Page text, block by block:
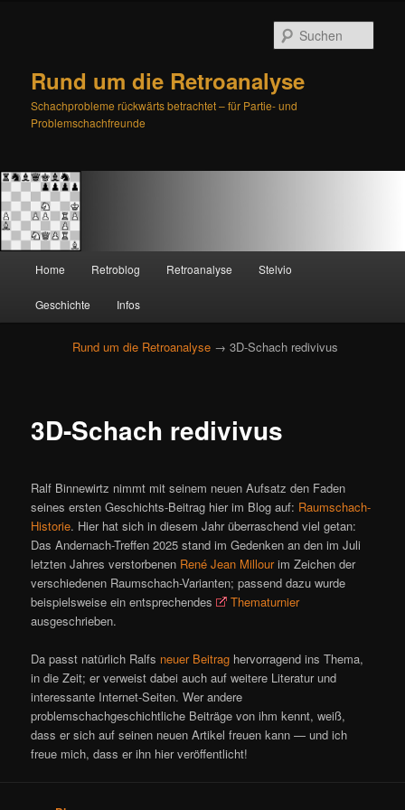
Rund um die Retroanalyse
Schachprobleme rückwärts betrachtet – für Partie- und
Problemschachfreunde
Zum
primären
Inhalt
Zum
sekundären
Inhalt
Home Retroblog Retroanalyse Stelvio
Geschichte Infos
Rund um die Retroanalyse → 3D-Schach redivivus
3D-Schach redivivus
Ralf Binnewirtz nimmt mit seinem neuen Aufsatz den Faden
seines ersten Geschichts-Beitrag hier im Blog auf: Raumschach-
Historie. Hier hat sich in diesem Jahr überraschend viel getan:
Das Andernach-Treffen 2025 stand im Gedenken an den im Juli
letzten Jahres verstorbenen René Jean Millourim Zeichen der
verschiedenen Raumschach-Varianten; passend dazu wurde
beispielsweise ein entsprechendes
Thematurnier
ausgeschrieben.
Da passt natürlich Ralfs neuer Beitrag hervorragend ins Thema,
in die Zeit; er verweist dabei auch auf weitere Literatur und
interessante Internet-Seiten. Wer andere
problemschachgeschichtliche Beiträge von ihm kennt, weiß,
dass er sich auf seinen neuen Artikel freuen kann — und ich
freue mich, dass er ihn hier veröffentlicht!